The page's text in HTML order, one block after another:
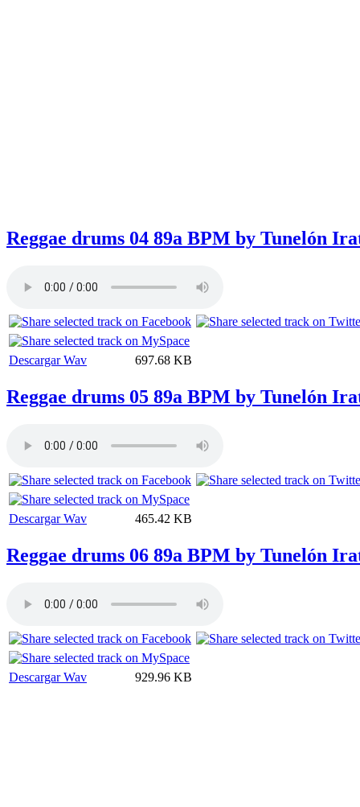
Reggae drums 04 89a BPM by Tunelón
Descargar Wav 697.68 KB
Reggae drums 05 89a BPM by Tunelón
Descargar Wav 465.42 KB
Reggae drums 06 89a BPM by Tunelón
Descargar Wav 929.96 KB